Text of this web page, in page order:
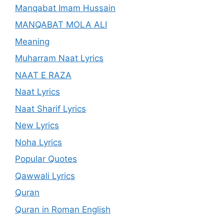
Manqabat Imam Hussain
MANQABAT MOLA ALI
Meaning
Muharram Naat Lyrics
NAAT E RAZA
Naat Lyrics
Naat Sharif Lyrics
New Lyrics
Noha Lyrics
Popular Quotes
Qawwali Lyrics
Quran
Quran in Roman English